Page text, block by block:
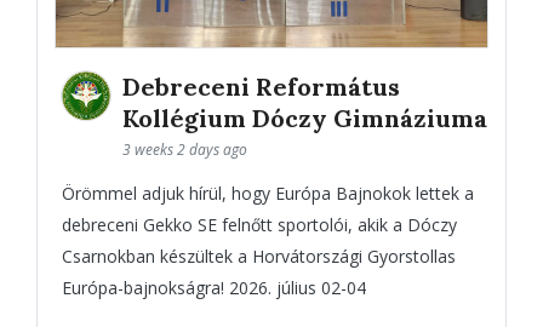
Debreceni Református
Kollégium Dóczy Gimnáziuma
3 weeks 2 days ago
Örömmel adjuk hírül, hogy Európa Bajnokok lettek a
debreceni Gekko SE felnőtt sportolói, akik a Dóczy
Csarnokban készültek a Horvátországi Gyorstollas
Európa-bajnokságra! 2026. július 02-04